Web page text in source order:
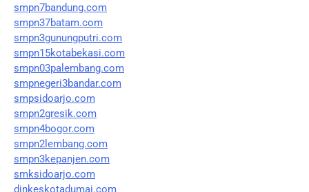
smpn7bandung.com
smpn37batam.com
smpn3gunungputri.com
smpn15kotabekasi.com
smpn03palembang.com
smpnegeri3bandar.com
smpsidoarjo.com
smpn2gresik.com
smpn4bogor.com
smpn2lembang.com
smpn3kepanjen.com
smksidoarjo.com
dinkeskotadumai.com